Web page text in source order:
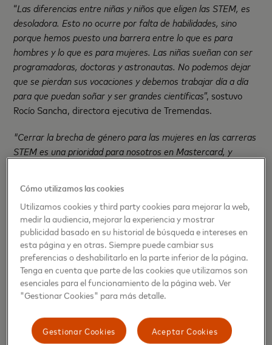
“Las diferencias entre niñas y niños que eligen las STEM, es
desoladora. Esto no ocurre por falta de habilidades, sino
porque hemos puesto una barrera entre lo que es para
hombres y lo que es para mujeres. Las niñas sueñan con ser
programadoras, doctoras y astronautas. No podemos dejar
que se pierdan sus vocaciones y debemos trabajar día a día
para que puedan soñar y ser grandes científicas”, sostuvo
Rocío Sancha, directora ejecutiva de Tremendas.
"Cerrar la brecha de género para las mujeres en las carreras
STEM es una prioridad para nosotros en Mastercard, y
Merino, directora de Marketing y Comunicaciones de
Mastercard Cono Sur.
Por su parte, Elisa Lampasona, organizadora del Área de
Educación de Tremendas, señaló: “¿Por qué sólo 1 de cada 4
matrículas en las áreas STEM son mujeres? Desde la
educación temprana nos han enseñado, a través de un
currículo educacional oculto, que las mujeres no somos
hombres y que es mejor resignarnos. Creemos fundamental
generar espacios de aprendizaje, encuentro y validación para
Cómo utilizamos las cookies
Utilizamos cookies y third party cookies para mejorar la web,
medir la audiencia, mejorar la experiencia y mostrar
publicidad basado en su historial de búsqueda e intereses en
esta página y en otras. Siempre puede cambiar sus
preferencias o deshabilitarlo en la parte inferior de la página.
Tenga en cuenta que parte de las cookies que utilizamos son
esenciales para el funcionamiento de la página web. Ver
"Gestionar Cookies" para más detalle.
Aceptar Cookies
Gestionar Cookies